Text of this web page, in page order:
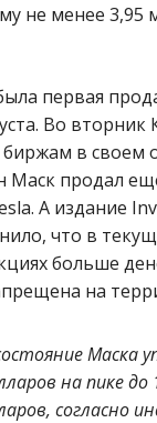
не менее 3,95
первая
Во вторник
в своем
Маск продал
А издание
что в
больше
на
Маска
на пике до
согласно